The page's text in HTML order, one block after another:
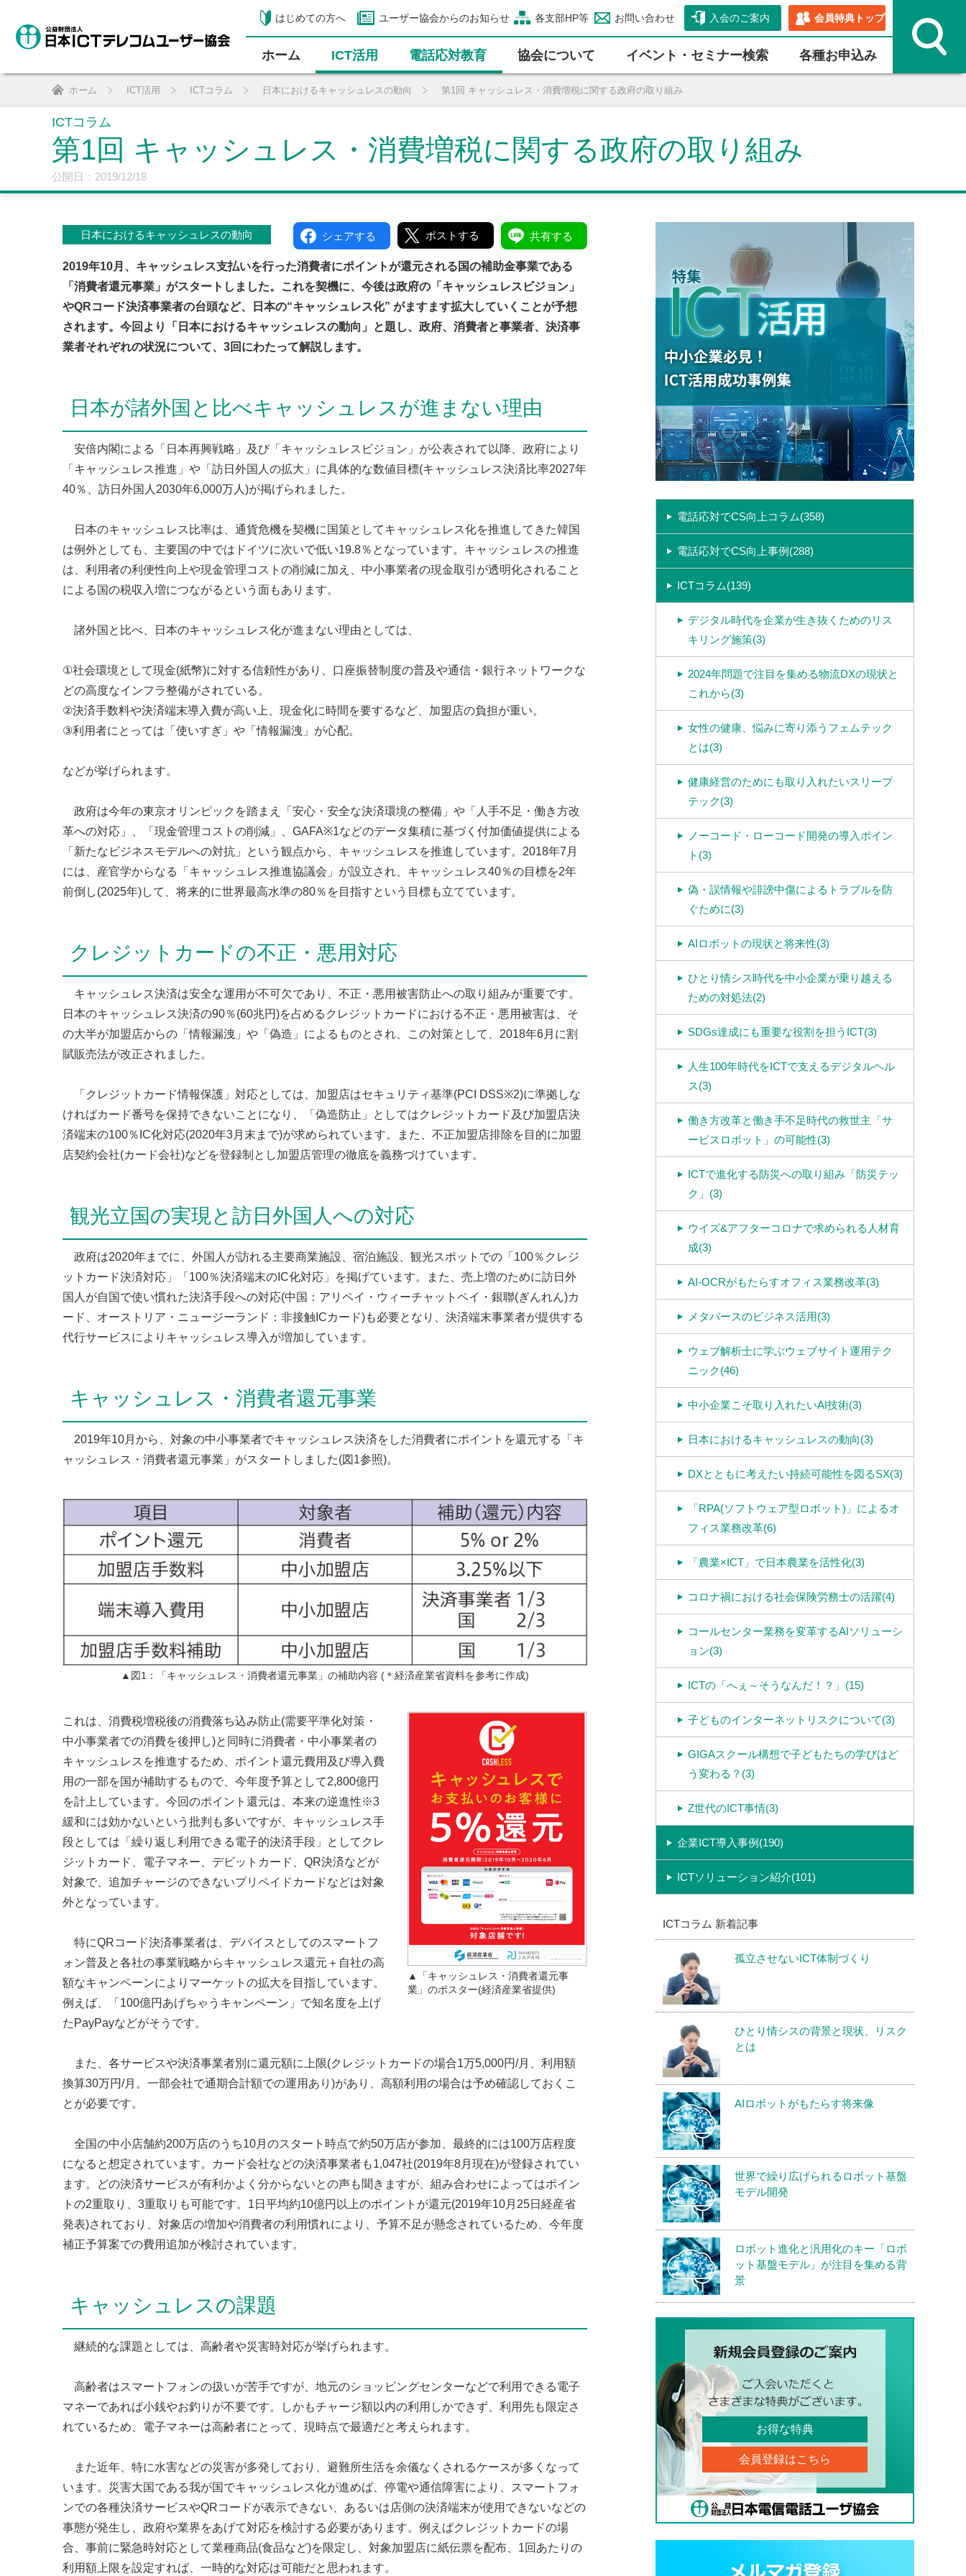
はじめての方へ ユーザー協会からのお知らせ 各支部HP等 お問い合わせ 入会のご案内 会員特典トップ
ホーム ICT活⽤ 電話応対教育 協会について イベント・セミナー検索 各種お申込み
ホーム ICT活用 ICTコラム 日本におけるキャッシュレスの動向 第1回 キャッシュレス・消費増税に関する政府の取り組み
ICTコラム
第1回 キャッシュレス・消費増税に関する政府の取り組み
公開日：2019/12/18
日本におけるキャッシュレスの動向 シェアする ポストする 共有する
2019年10月、キャッシュレス支払いを行った消費者にポイントが還元される国の補助金事業である
「消費者還元事業」がスタートしました。これを契機に、今後は政府の「キャッシュレスビジョン」
やQRコード決済事業者の台頭など、日本の“キャッシュレス化” がますます拡大していくことが予想
されます。今回より「日本におけるキャッシュレスの動向」と題し、政府、消費者と事業者、決済事
業者それぞれの状況について、3回にわたって解説します。
日本が諸外国と比べキャッシュレスが進まない理由
安倍内閣による「日本再興戦略」及び「キャッシュレスビジョン」が公表されて以降、政府により
「キャッシュレス推進」や「訪日外国人の拡大」に具体的な数値目標(キャッシュレス決済比率2027年
40％、訪日外国人2030年6,000万人)が掲げられました。
日本のキャッシュレス比率は、通貨危機を契機に国策としてキャッシュレス化を推進してきた韓国
は例外としても、主要国の中ではドイツに次いで低い19.8％となっています。キャッシュレスの推進
は、利用者の利便性向上や現金管理コストの削減に加え、中小事業者の現金取引が透明化されること
による国の税収入増につながるという面もあります。
諸外国と比べ、日本のキャッシュレス化が進まない理由としては、
①社会環境として現金(紙幣)に対する信頼性があり、口座振替制度の普及や通信・銀行ネットワークな
どの高度なインフラ整備がされている。
②決済手数料や決済端末導入費が高い上、現金化に時間を要するなど、加盟店の負担が重い。
③利用者にとっては「使いすぎ」や「情報漏洩」が心配。
などが挙げられます。
政府は今年の東京オリンピックを踏まえ「安心・安全な決済環境の整備」や「人手不足・働き方改
革への対応」、「現金管理コストの削減」、GAFA※1などのデータ集積に基づく付加価値提供による
「新たなビジネスモデルへの対抗」という観点から、キャッシュレスを推進しています。2018年7月
には、産官学からなる「キャッシュレス推進協議会」が設立され、キャッシュレス40％の目標を2年
前倒し(2025年)して、将来的に世界最高水準の80％を目指すという目標も立てています。
クレジットカードの不正・悪用対応
キャッシュレス決済は安全な運用が不可欠であり、不正・悪用被害防止への取り組みが重要です。
日本のキャッシュレス決済の90％(60兆円)を占めるクレジットカードにおける不正・悪用被害は、そ
の大半が加盟店からの「情報漏洩」や「偽造」によるものとされ、この対策として、2018年6月に割
賦販売法が改正されました。
「クレジットカード情報保護」対応としては、加盟店はセキュリティ基準(PCI DSS※2)に準拠しな
ければカード番号を保持できないことになり、「偽造防止」としてはクレジットカード及び加盟店決
済端末の100％IC化対応(2020年3月末まで)が求められています。また、不正加盟店排除を目的に加盟
店契約会社(カード会社)などを登録制とし加盟店管理の徹底を義務づけています。
観光立国の実現と訪日外国人への対応
政府は2020年までに、外国人が訪れる主要商業施設、宿泊施設、観光スポットでの「100％クレジ
ットカード決済対応」「100％決済端末のIC化対応」を掲げています。また、売上増のために訪日外
国人が自国で使い慣れた決済手段への対応(中国：アリペイ・ウィーチャットペイ・銀聯(ぎんれん)カ
ード、オーストリア・ニュージーランド：非接触ICカード)も必要となり、決済端末事業者が提供する
代行サービスによりキャッシュレス導入が増加しています。
キャッシュレス・消費者還元事業
2019年10月から、対象の中小事業者でキャッシュレス決済をした消費者にポイントを還元する「キ
ャッシュレス・消費者還元事業」がスタートしました(図1参照)。
▲図1：「キャッシュレス・消費者還元事業」の補助内容 (＊経済産業省資料を参考に作成)
▲「キャッシュレス・消費者還元事
業」のポスター(経済産業省提供)
これは、消費税増税後の消費落ち込み防止(需要平準化対策・
中小事業者での消費を後押し)と同時に消費者・中小事業者の
キャッシュレスを推進するため、ポイント還元費用及び導入費
用の一部を国が補助するもので、今年度予算として2,800億円
を計上しています。今回のポイント還元は、本来の逆進性※3
緩和には効かないという批判も多いですが、キャッシュレス手
段としては「繰り返し利用できる電子的決済手段」としてクレ
ジットカード、電子マネー、デビットカード、QR決済などが
対象で、追加チャージのできないプリペイドカードなどは対象
外となっています。
特にQRコード決済事業者は、デバイスとしてのスマートフ
ォン普及と各社の事業戦略からキャッシュレス還元＋自社の高
額なキャンペーンによりマーケットの拡大を目指しています。
例えば、「100億円あげちゃうキャンペーン」で知名度を上げ
たPayPayなどがそうです。
また、各サービスや決済事業者別に還元額に上限(クレジットカードの場合1万5,000円/月、利用額
換算30万円/月。一部会社で通期合計額での運用あり)があり、高額利用の場合は予め確認しておくこ
とが必要です。
全国の中小店舗約200万店のうち10月のスタート時点で約50万店が参加、最終的には100万店程度
になると想定されています。カード会社などの決済事業者も1,047社(2019年8月現在)が登録されてい
ます。どの決済サービスが有利かよく分からないとの声も聞きますが、組み合わせによってはポイン
トの2重取り、3重取りも可能です。1日平均約10億円以上のポイントが還元(2019年10月25日経産省
発表)されており、対象店の増加や消費者の利用慣れにより、予算不足が懸念されているため、今年度
補正予算案での費用追加が検討されています。
キャッシュレスの課題
継続的な課題としては、高齢者や災害時対応が挙げられます。
高齢者はスマートフォンの扱いが苦手ですが、地元のショッピングセンターなどで利用できる電子
マネーであれば小銭やお釣りが不要です。しかもチャージ額以内の利用しかできず、利用先も限定さ
れているため、電子マネーは高齢者にとって、現時点で最適だと考えられます。
また近年、特に水害などの災害が多発しており、避難所生活を余儀なくされるケースが多くなって
います。災害大国である我が国でキャッシュレス化が進めば、停電や通信障害により、スマートフォ
ンでの各種決済サービスやQRコードが表示できない、あるいは店側の決済端末が使用できないなどの
事態が発生し、政府や業界をあげて対応を検討する必要があります。例えばクレジットカードの場
合、事前に緊急時対応として業種商品(食品など)を限定し、対象加盟店に紙伝票を配布、1回あたりの
利用額上限を設定すれば、一時的な対応は可能だと思われます。
電話応対でCS向上コラム(358)
電話応対でCS向上事例(288)
ICTコラム(139)
デジタル時代を企業が生き抜くためのリス
キリング施策(3)
2024年問題で注目を集める物流DXの現状と
これから(3)
女性の健康、悩みに寄り添うフェムテック
とは(3)
健康経営のためにも取り入れたいスリープ
テック(3)
ノーコード・ローコード開発の導入ポイン
ト(3)
偽・誤情報や誹謗中傷によるトラブルを防
ぐために(3)
AIロボットの現状と将来性(3)
ひとり情シス時代を中小企業が乗り越える
ための対処法(2)
SDGs達成にも重要な役割を担うICT(3)
人生100年時代をICTで支えるデジタルヘル
ス(3)
働き方改革と働き手不足時代の救世主「サ
ービスロボット」の可能性(3)
ICTで進化する防災への取り組み「防災テッ
ク」(3)
ウイズ&アフターコロナで求められる人材育
成(3)
AI-OCRがもたらすオフィス業務改革(3)
メタバースのビジネス活用(3)
ウェブ解析士に学ぶウェブサイト運用テク
ニック(46)
中小企業こそ取り入れたいAI技術(3)
日本におけるキャッシュレスの動向(3)
DXとともに考えたい持続可能性を図るSX(3)
「RPA(ソフトウェア型ロボット)」によるオ
フィス業務改革(6)
「農業×ICT」で日本農業を活性化(3)
コロナ禍における社会保険労務士の活躍(4)
コールセンター業務を変革するAIソリューシ
ョン(3)
ICTの「へぇ～そうなんだ！？」(15)
子どものインターネットリスクについて(3)
GIGAスクール構想で子どもたちの学びはど
う変わる？(3)
Z世代のICT事情(3)
企業ICT導入事例(190)
ICTソリューション紹介(101)
ICTコラム 新着記事
孤立させないICT体制づくり
ひとり情シスの背景と現状、リスク
とは
AIロボットがもたらす将来像
世界で繰り広げられるロボット基盤
モデル開発
ロボット進化と汎用化のキー「ロボ
ット基盤モデル」が注目を集める背
景
お得な特典
会員登録はこちら